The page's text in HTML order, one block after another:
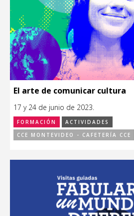
El arte de comunicar cultura
17 y 24 de junio de 2023.
FORMACIÓN
ACTIVIDADES
CCE MONTEVIDEO - CAFETERÍA CCE